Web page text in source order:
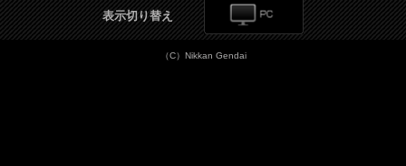
表示切り替え
（C）Nikkan Gendai